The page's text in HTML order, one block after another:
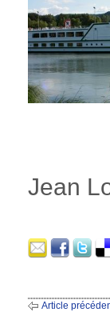
Jean
Article